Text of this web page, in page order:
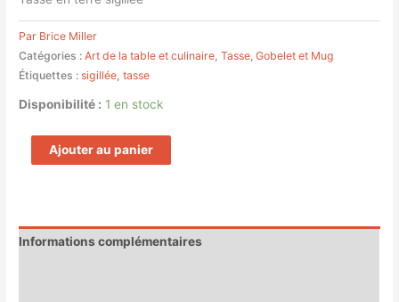
Par Brice Miller
Catégories :Art de la table et culinaire,Tasse, Gobelet et Mug
Étiquettes : sigillée,tasse
Disponibilité : 1 en stock
Ajouter au panier
Informations complémentaires